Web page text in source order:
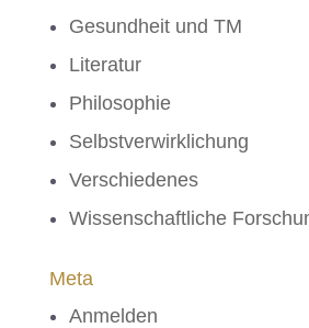
Gesundheit und TM
Literatur
Philosophie
Selbstverwirklichung
Verschiedenes
Wissenschaftliche
Meta
Anmelden